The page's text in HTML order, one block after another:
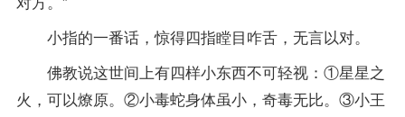
小指的一番话，惊得四指瞠目咋舌，无言以对。
佛教说这世间上有四样小东西不可轻视：①星星之
火，可以燎原。②小毒蛇身体虽小，奇毒无比。③小王